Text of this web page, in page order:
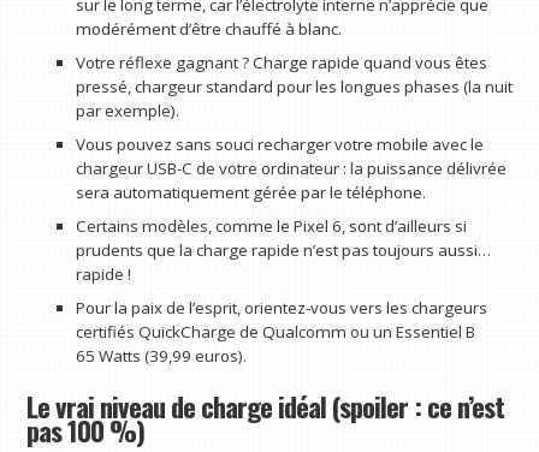
sur le long terme, car l’électrolyte interne n’apprécie que
modérément d’être chauffé à blanc.
Votre réflexe gagnant ? Charge rapide quand vous êtes
pressé, chargeur standard pour les longues phases (la nuit
par exemple).
Vous pouvez sans souci recharger votre mobile avec le
chargeur USB-C de votre ordinateur : la puissance délivrée
sera automatiquement gérée par le téléphone.
Certains modèles, comme le Pixel 6, sont d’ailleurs si
prudents que la charge rapide n’est pas toujours aussi…
rapide !
Pour la paix de l’esprit, orientez-vous vers les chargeurs
certifiés QuickCharge de Qualcomm ou un Essentiel B
65 Watts (39,99 euros).
Le vrai niveau de charge idéal (spoiler : ce n’est
pas 100 %)